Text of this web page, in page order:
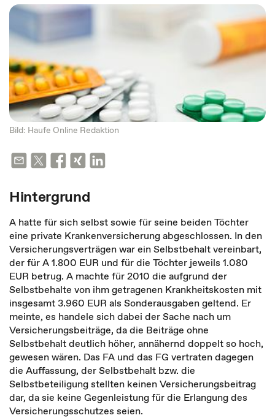
Bild: Haufe Online Redaktion
Hintergrund
A hatte für sich selbst sowie für seine beiden Töchter
eine private Krankenversicherung abgeschlossen. In den
Versicherungsverträgen war ein Selbstbehalt vereinbart,
der für A 1.800 EUR und für die Töchter jeweils 1.080
EUR betrug. A machte für 2010 die aufgrund der
Selbstbehalte von ihm getragenen Krankheitskosten mit
insgesamt 3.960 EUR als Sonderausgaben geltend. Er
meinte, es handele sich dabei der Sache nach um
Versicherungsbeiträge, da die Beiträge ohne
Selbstbehalt deutlich höher, annähernd doppelt so hoch,
gewesen wären. Das FA und das FG vertraten dagegen
die Auffassung, der Selbstbehalt bzw. die
Selbstbeteiligung stellten keinen Versicherungsbeitrag
dar, da sie keine Gegenleistung für die Erlangung des
Versicherungsschutzes seien.